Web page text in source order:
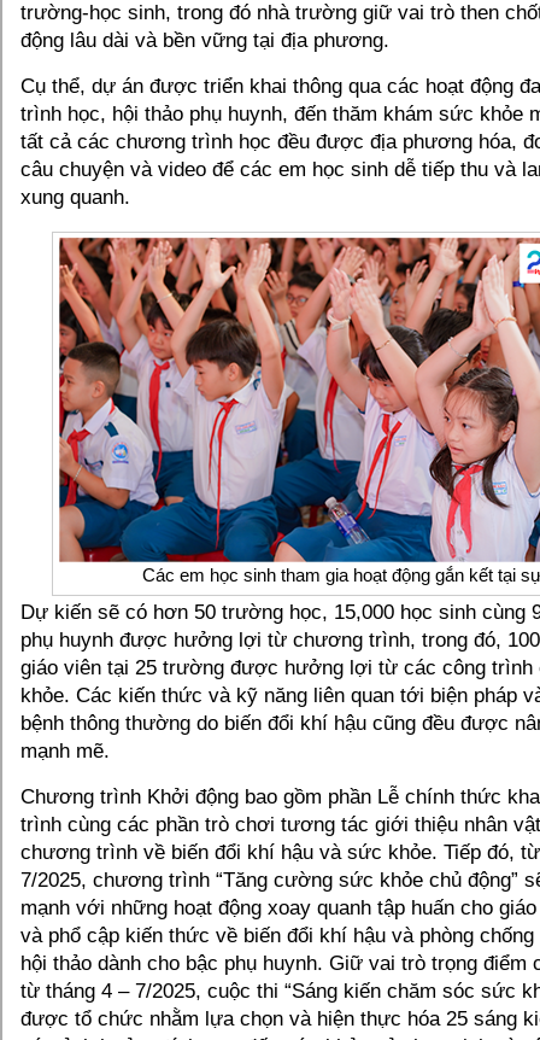
trường-học sinh, trong đó nhà trường giữ vai trò then
động lâu dài và bền vững tại địa phương.
Cụ thể, dự án được triển khai thông qua các hoạt động
trình học, hội thảo phụ huynh, đến thăm khám sức khỏe
tất cả các chương trình học đều được địa phương hóa,
câu chuyện và video để các em học sinh dễ tiếp thu và
xung quanh.
Các em học sinh tham gia hoạt động gắn kết tại
Dự kiến sẽ có hơn 50 trường học, 15,000 học sinh cùng
phụ huynh được hưởng lợi từ chương trình, trong đó,
giáo viên tại 25 trường được hưởng lợi từ các công trình
khỏe. Các kiến thức và kỹ năng liên quan tới biện pháp
bệnh thông thường do biến đổi khí hậu cũng đều được
mạnh mẽ.
Chương trình Khởi động bao gồm phần Lễ chính thức
trình cùng các phần trò chơi tương tác giới thiệu nhân
chương trình về biến đổi khí hậu và sức khỏe. Tiếp đó,
7/2025, chương trình “Tăng cường sức khỏe chủ động”
mạnh với những hoạt động xoay quanh tập huấn cho
và phổ cập kiến thức về biến đổi khí hậu và phòng
hội thảo dành cho bậc phụ huynh. Giữ vai trò trọng điểm
từ tháng 4 – 7/2025, cuộc thi “Sáng kiến chăm sóc sức
được tổ chức nhằm lựa chọn và hiện thực hóa 25 sáng